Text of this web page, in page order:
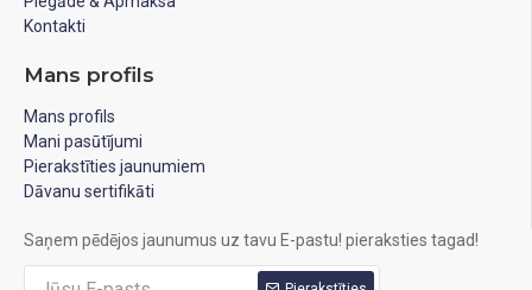
Kontakti
Mans profils
Mans profils
Mani pasūtījumi
Pierakstīties jaunumiem
Dāvanu sertifikāti
Saņem pēdējos jaunumus uz tavu E-pastu! pieraksties tagad!